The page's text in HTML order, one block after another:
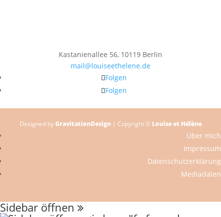
Kastanienallee 56, 10119 Berlin
mail@louiseethelene.de
Folgen
Folgen
Designed byGravitationDesign | Copyright © Louise et Hélène
Über mich
Impressum
Datenschutzerklärung
Mediadaten
Sidebar öffnen